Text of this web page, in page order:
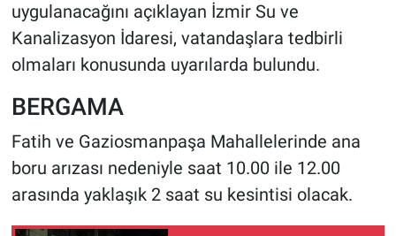
uygulanacağını açıklayan İzmir Su ve
Kanalizasyon İdaresi, vatandaşlara tedbirli
olmaları konusunda uyarılarda bulundu.
BERGAMA
Fatih ve Gaziosmanpaşa Mahallelerinde ana
boru arızası nedeniyle saat 10.00 ile 12.00
arasında yaklaşık 2 saat su kesintisi olacak.